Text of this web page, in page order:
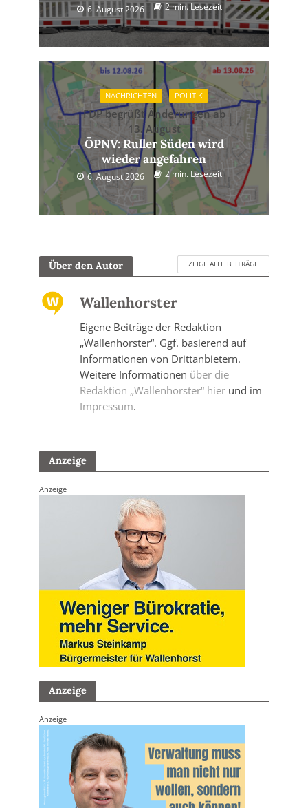
6. August 2026 2 min. Lesezeit
NACHRICHTEN POLITIK
FDP begrüßt Änderungen ab
13. August
ÖPNV: Ruller Süden wird
wieder angefahren
6. August 2026 2 min. Lesezeit
Über den Autor ZEIGE ALLE BEITRÄGE
Wallenhorster
Eigene Beiträge der Redaktion
„Wallenhorster“. Ggf. basierend auf
Informationen von Drittanbietern.
Weitere Informationen über die
Redaktion „Wallenhorster“ hierund im
Impressum.
Anzeige
Anzeige
Anzeige
Anzeige